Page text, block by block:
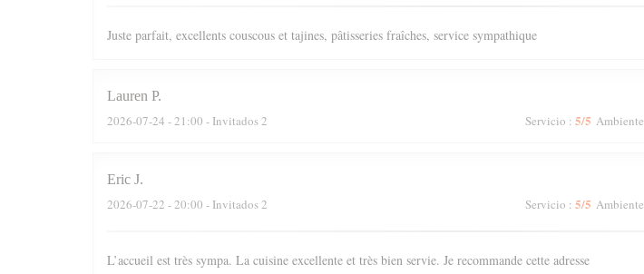
Juste parfait, excellents couscous et tajines, pâtisseries fraîches, service sympathique
Lauren P
2026-07-24 - 21:00 - Invitados 2 Servicio : 5/5 Ambiente
Eric J
2026-07-22 - 20:00 - Invitados 2 Servicio : 5/5 Ambiente
L’accueil est très sympa. La cuisine excellente et très bien servie. Je recommande cette adresse